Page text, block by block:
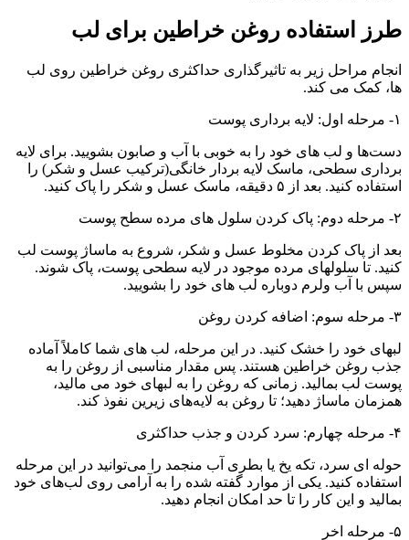
طرز استفاده روغن خراطین برای لب
انجام مراحل زیر به تاثیرگذاری حداکثری روغن خراطین روی لب
ها، کمک می کند.
۱- مرحله اول: لایه برداری پوست
دست‌ها و لب های خود را به خوبی با آب و صابون بشویید. برای لایه
برداری سطحی، ماسک لایه بردار خانگی(ترکیب عسل و شکر) را
استفاده کنید. بعد از ۵ دقیقه، ماسک عسل و شکر را پاک کنید.
۲- مرحله دوم: پاک کردن سلول های مرده سطح پوست
بعد از پاک کردن مخلوط عسل و شکر، شروع به ماساژ پوست لب
کنید. تا سلولهای مرده موجود در لایه سطحی پوست، پاک شوند.
سپس با آب ولرم دوباره لب های خود را بشویید.
۳- مرحله سوم: اضافه کردن روغن
لبهای خود را خشک کنید. در این مرحله، لب های شما کاملاً آماده
جذب روغن خراطین هستند. پس مقدار مناسبی از روغن را به
پوست لب بمالید. زمانی که روغن را به لبهای خود می مالید،
همزمان ماساژ دهید؛ تا روغن به لایه‌های زیرین نفوذ کند.
۴- مرحله چهارم: سرد کردن و جذب حداکثری
حوله ای سرد، تکه یخ یا بطری آب منجمد را می‌توانید در این مرحله
استفاده کنید. یکی از موارد گفته شده را به آرامی روی لب‌های خود
بمالید و این کار را تا حد امکان انجام دهید.
۵- مرحله اخر